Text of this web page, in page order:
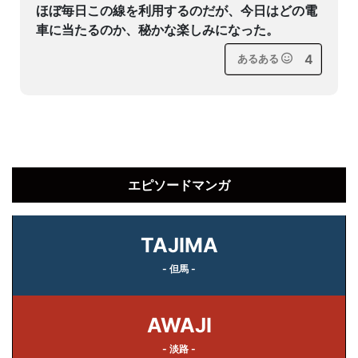
ほぼ毎日この線を利用するのだが、今日はどの電
車に当たるのか、秘かな楽しみになった。
あるある 4
エピソードマンガ
TAJIMA
- 但馬 -
AWAJI
- 淡路 -